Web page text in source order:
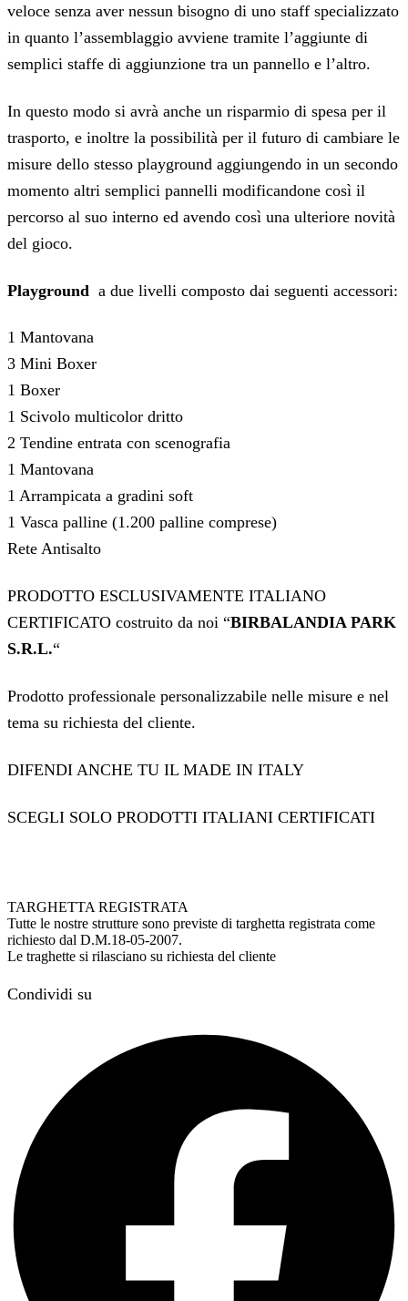
veloce senza aver nessun bisogno di uno staff specializzato
in quanto l’assemblaggio avviene tramite l’aggiunte di
semplici staffe di aggiunzione tra un pannello e l’altro.
In questo modo si avrà anche un risparmio di spesa per il
trasporto, e inoltre la possibilità per il futuro di cambiare le
misure dello stesso playground aggiungendo in un secondo
momento altri semplici pannelli modificandone così il
percorso al suo interno ed avendo così una ulteriore novità
del gioco.
Playground a due livelli composto dai seguenti accessori:
1 Mantovana
3 Mini Boxer
1 Boxer
1 Scivolo multicolor dritto
2 Tendine entrata con scenografia
1 Mantovana
1 Arrampicata a gradini soft
1 Vasca palline (1.200 palline comprese)
Rete Antisalto
PRODOTTO ESCLUSIVAMENTE ITALIANO
CERTIFICATO costruito da noi “BIRBALANDIA PARK
S.R.L.“
Prodotto professionale personalizzabile nelle misure e nel
tema su richiesta del cliente.
DIFENDI ANCHE TU IL MADE IN ITALY
SCEGLI SOLO PRODOTTI ITALIANI CERTIFICATI
TARGHETTA REGISTRATA
Tutte le nostre strutture sono previste di targhetta registrata come
richiesto dal D.M.18-05-2007.
Le traghette si rilasciano su richiesta del cliente
Condividi su